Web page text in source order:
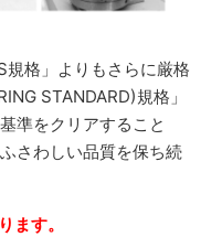
格」よりもさらに厳格
STANDARD)規格」
準をクリアすること
さわしい品質を保ち続
ます。